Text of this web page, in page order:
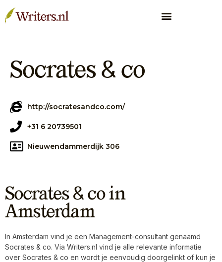
Socrates & co
http://socratesandco.com/
+31 6 20739501
Nieuwendammerdijk 306
Socrates & co in
Amsterdam
In Amsterdam vind je een Management-consultant genaamd
Socrates & co. Via Writers.nl vind je alle relevante informatie
over Socrates & co en wordt je eenvoudig doorgelinkt of kun je